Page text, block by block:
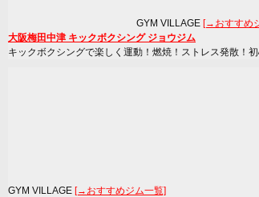
GYM VILLAGE [→おすすめ
大阪梅田中津 キックボクシング ジョウジム
キックボクシングで楽しく運動！燃焼！ストレス発散！
GYM VILLAGE [→おすすめジム一覧]